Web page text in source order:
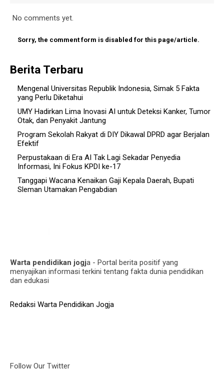
No comments yet.
Sorry, the comment form is disabled for this page/article.
Berita Terbaru
Mengenal Universitas Republik Indonesia, Simak 5 Fakta
yang Perlu Diketahui
UMY Hadirkan Lima Inovasi AI untuk Deteksi Kanker, Tumor
Otak, dan Penyakit Jantung
Program Sekolah Rakyat di DIY Dikawal DPRD agar Berjalan
Efektif
Perpustakaan di Era AI Tak Lagi Sekadar Penyedia
Informasi, Ini Fokus KPDI ke-17
Tanggapi Wacana Kenaikan Gaji Kepala Daerah, Bupati
Sleman Utamakan Pengabdian
Warta pendidikan jogja - Portal berita positif yang
menyajikan informasi terkini tentang fakta dunia pendidikan
dan edukasi
Redaksi Warta Pendidikan Jogja
Follow Our Twitter